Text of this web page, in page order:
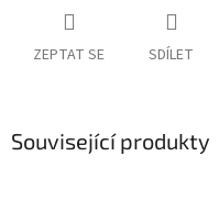
ZEPTAT SE SDÍLET
Související produkty